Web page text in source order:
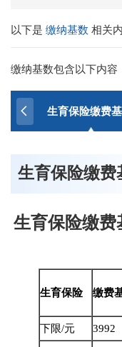
以下是缴纳基数相关
缴纳基数包含以下内容
生育保险缴费
生育保险缴费
生育保险缴费
生育保险 缴费
下限/元 3992